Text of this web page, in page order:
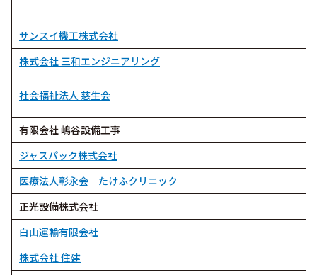
サンスイ機工株式会社
株式会社 三和エンジニアリング
社会福祉法人 慈生会
有限会社 嶋谷設備工事
ジャスパック株式会社
医療法人彰永会 たけふクリニック
正光設備株式会社
白山運輸有限会社
株式会社 住建